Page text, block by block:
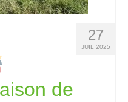
27
JUIL 2025
de